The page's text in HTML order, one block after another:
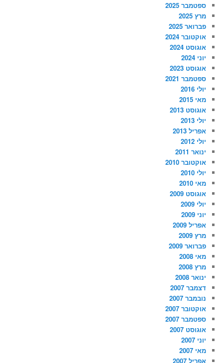
ספטמבר 2025
מרץ 2025
פברואר 2025
אוקטובר 2024
אוגוסט 2024
יוני 2024
אוגוסט 2023
ספטמבר 2021
יולי 2016
מאי 2015
אוגוסט 2013
יולי 2013
אפריל 2013
יולי 2012
ינואר 2011
אוקטובר 2010
יולי 2010
מאי 2010
אוגוסט 2009
יולי 2009
יוני 2009
אפריל 2009
מרץ 2009
פברואר 2009
מאי 2008
מרץ 2008
ינואר 2008
דצמבר 2007
נובמבר 2007
אוקטובר 2007
ספטמבר 2007
אוגוסט 2007
יוני 2007
מאי 2007
אפריל 2007